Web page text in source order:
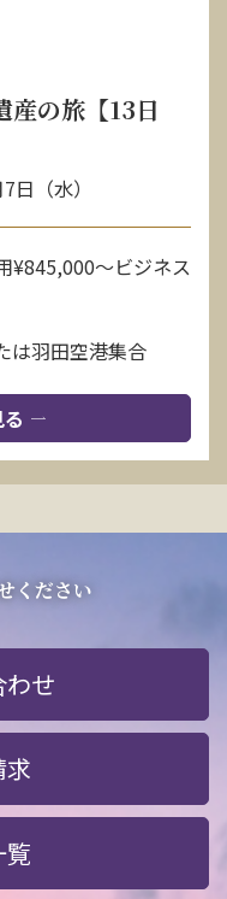
産の旅【13日
（水）
¥845,000〜ビジネス
は羽田空港集合
ください
わせ
求
覧